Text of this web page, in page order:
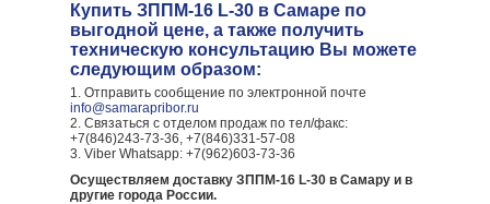
Купить ЗППМ-16 L-30 в Самаре по
выгодной цене, а также получить
техническую консультацию Вы можете
следующим образом:
1. Отправить сообщение по электронной почте
info@samarapribor.ru
2. Связаться с отделом продаж по тел/факс:
+7(846)243-73-36, +7(846)331-57-08
3. Viber Whatsapp: +7(962)603-73-36
Осуществляем доставку ЗППМ-16 L-30 в Самару и в
другие города России.